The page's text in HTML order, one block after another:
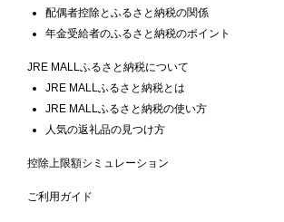
配偶者控除とふるさと納税の関係
年金受給者のふるさと納税のポイント
JRE MALLふるさと納税について
JRE MALLふるさと納税とは
JRE MALLふるさと納税の使い方
人気の返礼品の見つけ方
控除上限額シミュレーション
ご利用ガイド